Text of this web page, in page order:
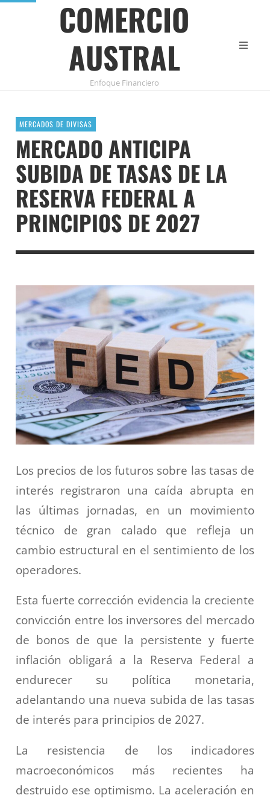
COMERCIO
AUSTRAL
Enfoque Financiero
MERCADOS DE DIVISAS
MERCADO ANTICIPA
SUBIDA DE TASAS DE LA
RESERVA FEDERAL A
PRINCIPIOS DE 2027
Los precios de los futuros sobre las tasas de
interés registraron una caída abrupta en
las últimas jornadas, en un movimiento
técnico de gran calado que refleja un
cambio estructural en el sentimiento de los
operadores.
Esta fuerte corrección evidencia la creciente
convicción entre los inversores del mercado
de bonos de que la persistente y fuerte
inflación obligará a la Reserva Federal a
endurecer su política monetaria,
adelantando una nueva subida de las tasas
de interés para principios de 2027.
La resistencia de los indicadores
macroeconómicos más recientes ha
destruido ese optimismo. La aceleración en